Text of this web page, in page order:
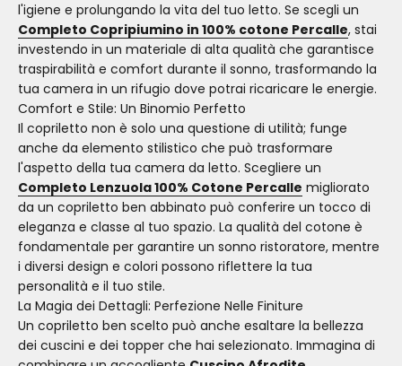
l'igiene e prolungando la vita del tuo letto. Se scegli un
Completo Copripiumino in 100% cotone Percalle, stai
investendo in un materiale di alta qualità che garantisce
traspirabilità e comfort durante il sonno, trasformando la
tua camera in un rifugio dove potrai ricaricare le energie.
Comfort e Stile: Un Binomio Perfetto
Il copriletto non è solo una questione di utilità; funge
anche da elemento stilistico che può trasformare
l'aspetto della tua camera da letto. Scegliere un
Completo Lenzuola 100% Cotone Percalle migliorato
da un copriletto ben abbinato può conferire un tocco di
eleganza e classe al tuo spazio. La qualità del cotone è
fondamentale per garantire un sonno ristoratore, mentre
i diversi design e colori possono riflettere la tua
personalità e il tuo stile.
La Magia dei Dettagli: Perfezione Nelle Finiture
Un copriletto ben scelto può anche esaltare la bellezza
dei cuscini e dei topper che hai selezionato. Immagina di